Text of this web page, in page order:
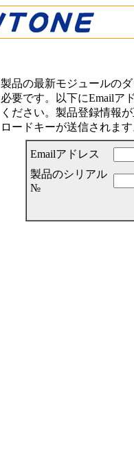
製品の最新モジュールの
必要です。以下にEmailア
ください。製品登録情報
ロードキーが送信されま
Emailアドレス
製品のシリアル
№